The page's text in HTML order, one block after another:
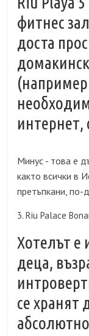
фитнес
доста
интернет,
Минус - това е
както всички в
претъпкани, по-
3. Riu Palace
Хотелът е
деца,
се хранят